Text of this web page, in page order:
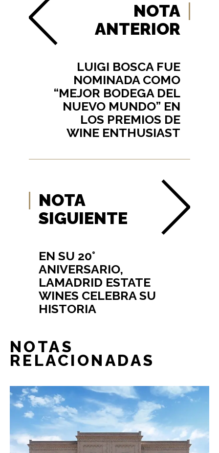
NOTA
ANTERIOR
LUIGI BOSCA FUE
NOMINADA COMO
“MEJOR BODEGA DEL
NUEVO MUNDO” EN
LOS PREMIOS DE
WINE ENTHUSIAST
NOTA
SIGUIENTE
EN SU 20°
ANIVERSARIO,
LAMADRID ESTATE
WINES CELEBRA SU
HISTORIA
NOTAS
RELACIONADAS